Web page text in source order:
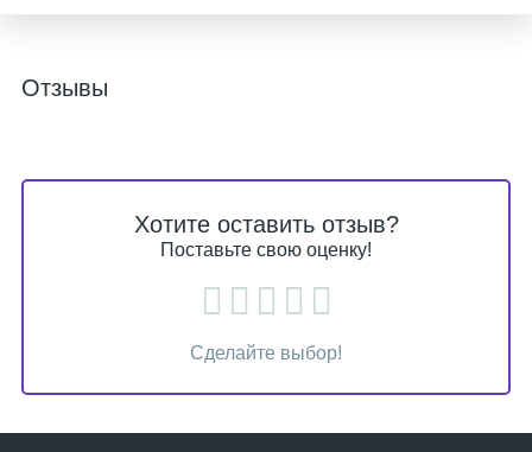
Отзывы
Хотите оставить отзыв?
Поставьте свою оценку!
Сделайте выбор!